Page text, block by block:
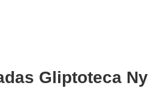
Gliptoteca Ny